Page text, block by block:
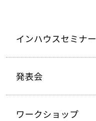
インハウスセミナー
発表会
ワークショップ